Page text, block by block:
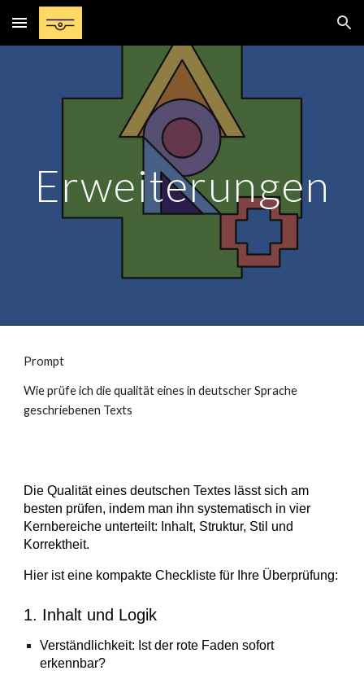
Skip to main content Skip to navigation
Erweiterungen
Prompt
Wie prüfe ich die qualität eines in deutscher Sprache
geschriebenen Texts
Die Qualität eines deutschen Textes lässt sich am
besten prüfen, indem man ihn systematisch in vier
Kernbereiche unterteilt: Inhalt, Struktur, Stil und
Korrektheit.
Hier ist eine kompakte Checkliste für Ihre Überprüfung:
1. Inhalt und Logik
Verständlichkeit: Ist der rote Faden sofort
erkennbar?